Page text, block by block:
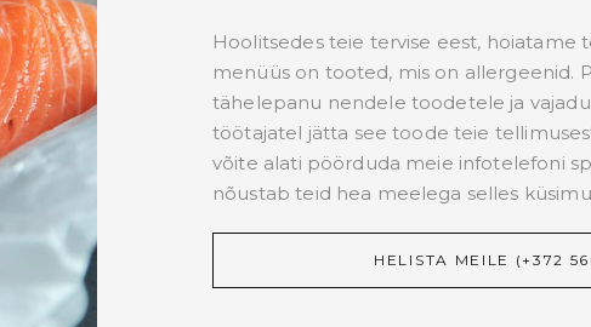
Hoolitsedes teie tervise eest, hoiatame
menüüs on tooted, mis on allergeenid.
tähelepanu nendele toodetele ja
töötajatel jätta see toode teie
võite alati pöörduda meie infotelefoni
nõustab teid hea meelega selles
HELISTA MEILE (+372